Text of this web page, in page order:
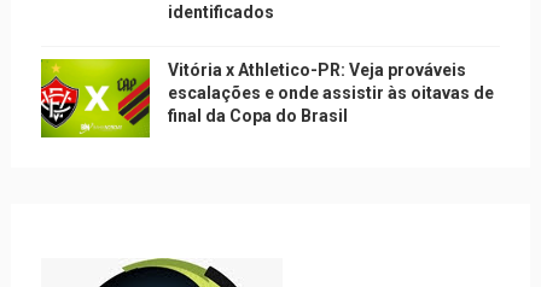
identificados
Vitória x Athletico-PR: Veja prováveis
escalações e onde assistir às oitavas de
final da Copa do Brasil